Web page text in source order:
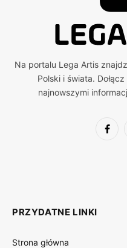
Na portalu Lega Artis
Polski i świata.
najnowszymi
PRZYDATNE LINKI
Strona główna